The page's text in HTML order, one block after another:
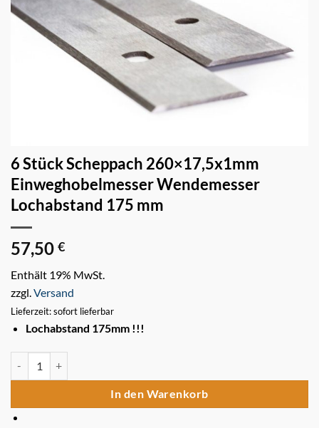
6 Stück Scheppach 260×17,5x1mm
Einweghobelmesser Wendemesser
Lochabstand 175 mm
57,50 €
Enthält 19% MwSt.
zzgl. Versand
Lieferzeit: sofort lieferbar
Lochabstand 175mm !!!
6 Stück Scheppach 260x17,5x1mm Einweghobelmesser
In den Warenkorb